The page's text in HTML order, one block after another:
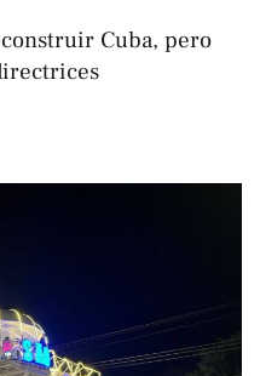
Cuba, pero